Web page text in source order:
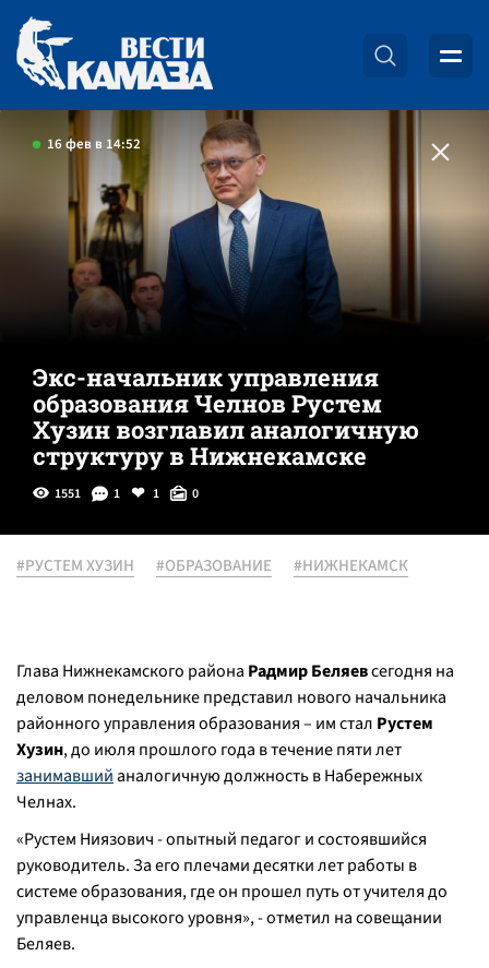
16 фев в 14:52
Экс-начальник управления
образования Челнов Рустем
Хузин возглавил аналогичную
структуру в Нижнекамске
1551 1 1 0
#РУСТЕМ ХУЗИН #ОБРАЗОВАНИЕ #НИЖНЕКАМСК
Глава Нижнекамского района Радмир Беляевсегодня на
деловом понедельнике представил нового начальника
районного управления образования – им стал Рустем
Хузин, до июля прошлого года в течение пяти лет
занимавшийаналогичную должность в Набережных
Челнах.
«Рустем Ниязович - опытный педагог и состоявшийся
руководитель. За его плечами десятки лет работы в
системе образования, где он прошел путь от учителя до
управленца высокого уровня», - отметил на совещании
Беляев.